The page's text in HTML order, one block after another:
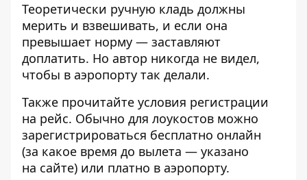
Теоретически ручную кладь должны
мерить и взвешивать, и если она
превышает норму — заставляют
доплатить. Но автор никогда не видел,
чтобы в аэропорту так делали.
Также прочитайте условия регистрации
на рейс. Обычно для лоукостов можно
зарегистрироваться бесплатно онлайн
(за какое время до вылета — указано
на сайте) или платно в аэропорту.